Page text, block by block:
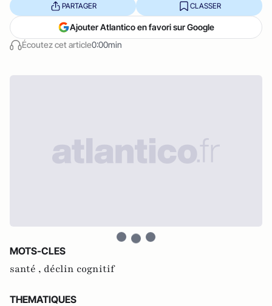
Écoutez cet article0:00min
PARTAGER CLASSER
Ajouter Atlantico en favori sur Google
MOTS-CLES
santé , déclin cognitif
THEMATIQUES